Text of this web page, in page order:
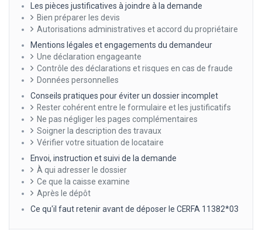
Les pièces justificatives à joindre à la demande
Bien préparer les devis
Autorisations administratives et accord du propriétaire
Mentions légales et engagements du demandeur
Une déclaration engageante
Contrôle des déclarations et risques en cas de fraude
Données personnelles
Conseils pratiques pour éviter un dossier incomplet
Rester cohérent entre le formulaire et les justificatifs
Ne pas négliger les pages complémentaires
Soigner la description des travaux
Vérifier votre situation de locataire
Envoi, instruction et suivi de la demande
À qui adresser le dossier
Ce que la caisse examine
Après le dépôt
Ce qu'il faut retenir avant de déposer le CERFA 11382*03